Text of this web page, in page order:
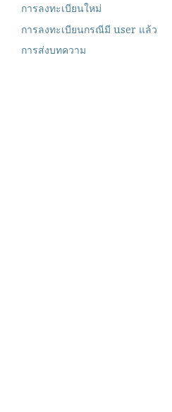
การลงทะเบียนใหม่
การลงทะเบียนกรณีมี user แล้ว
การส่งบทความ